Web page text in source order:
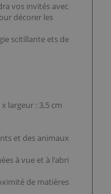
vos invités avec
décorer les
scitillante ets de
largeur : 3,5 cm
et des animaux
à vue et à l'abri
de matières